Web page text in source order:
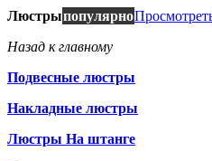
Люстрыпопулярно
Назад к главному
Подвесные люстры
Накладные люстры
Люстры На штанге